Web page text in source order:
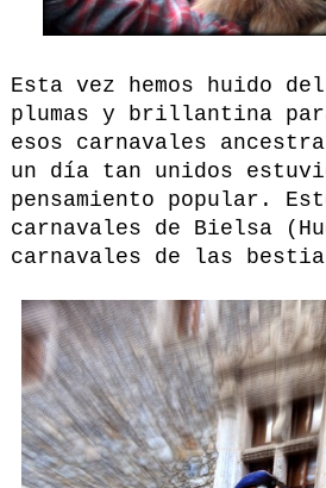
Esta vez hemos huido
plumas y brillantina
esos carnavales
un día tan unidos
pensamiento popular.
carnavales de Bielsa
carnavales de las